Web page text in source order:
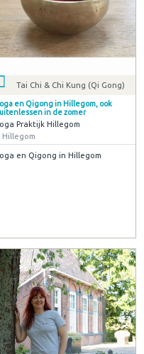
Tai Chi & Chi Kung (Qi Gong)
en Qigong in Hillegom, ook
in de zomer
Praktijk Hillegom
Hillegom
en Qigong in Hillegom